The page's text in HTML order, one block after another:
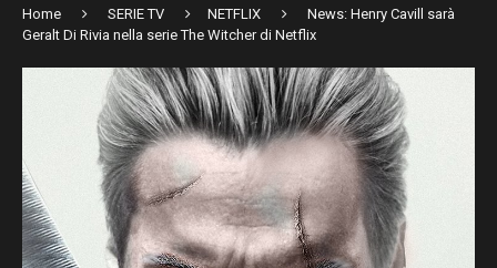
Home SERIE TV NETFLIX
News: Henry Cavill sarà
Geralt Di Rivia nella serie The Witcher di Netflix